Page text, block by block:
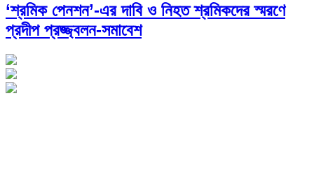
‘শ্রমিক পেনশন’-এর দাবি ও নিহত শ্রমিকদের স্মরণে
প্রদীপ প্রজ্জ্বলন-সমাবেশ